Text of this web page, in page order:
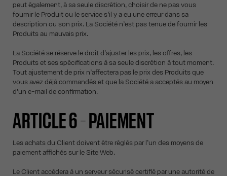
peut également, à sa seule discrétion, choisir de ne pas vous
fournir le Produit ou le service s’il y a eu une erreur dans sa
description ou son prix. La Société n’est pas tenue de fournir les
Produits au mauvais prix.
La Société se réserve le droit d’ajuster les prix, les offres, les
Produits et ses spécifications à sa seule discrétion à tout moment.
Tout ajustement de prix n’affectera pas le prix des Produits que
vous avez déjà commandés et que la Société a acceptés au moyen
d’un e-mail de confirmation.
ARTICLE 6 – PAIEMENT
Les achats du Client doivent être réglés par l’un des moyens de
paiement affichés sur le Site Web.
Le Client accédera à un serveur sécurisé certifié par une autorité de